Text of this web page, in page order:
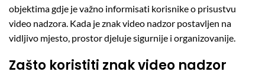
objektima gdje je važno informisati korisnike o prisustvu
video nadzora. Kada je znak video nadzor postavljen na
vidljivo mjesto, prostor djeluje sigurnije i organizovanije.
Zašto koristiti znak video nadzor